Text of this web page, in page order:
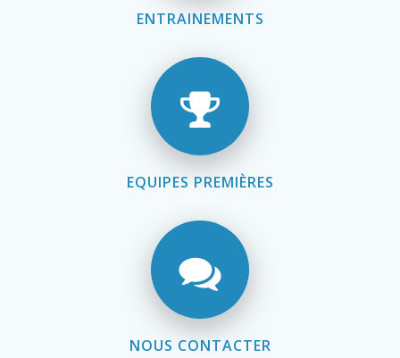
ENTRAINEMENTS
EQUIPES PREMIÈRES
NOUS CONTACTER